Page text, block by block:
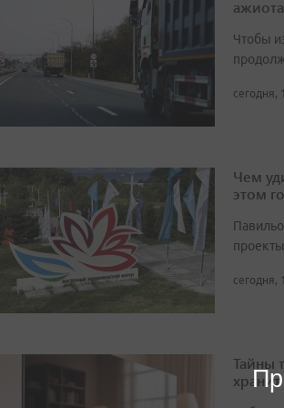
Чтобы
сегодня,
Чем
этом
сегодня,
Тайны